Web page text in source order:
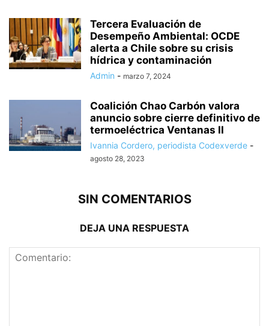
Tercera Evaluación de
Desempeño Ambiental: OCDE
alerta a Chile sobre su crisis
hídrica y contaminación
Admin - marzo 7, 2024
Coalición Chao Carbón valora
anuncio sobre cierre definitivo de
termoeléctrica Ventanas II
Ivannia Cordero, periodista Codexverde -
agosto 28, 2023
SIN COMENTARIOS
DEJA UNA RESPUESTA